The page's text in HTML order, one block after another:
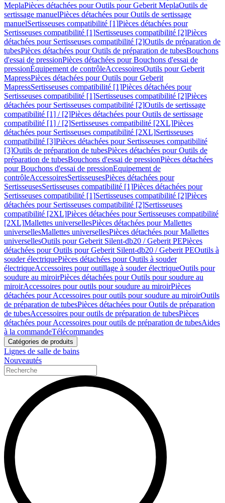
MeplaPièces détachées pour Outils pour Geberit MeplaOutils de
sertissage manuelPièces détachées pour Outils de sertissage
manuelSertisseuses compatibilité [1]Pièces détachées pour
Sertisseuses compatibilité [1]Sertisseuses compatibilité [2]Pièces
détachées pour Sertisseuses compatibilité [2]Outils de préparation de
tubesPièces détachées pour Outils de préparation de tubesBouchons
d'essai de pressionPièces détachées pour Bouchons d'essai de
pressionÉquipement de contrôleAccessoiresOutils pour Geberit
MapressPièces détachées pour Outils pour Geberit
MapressSertisseuses compatibilité [1]Pièces détachées pour
Sertisseuses compatibilité [1]Sertisseuses compatibilité [2]Pièces
détachées pour Sertisseuses compatibilité [2]Outils de sertissage
compatibilité [1] / [2]Pièces détachées pour Outils de sertissage
compatibilité [1] / [2]Sertisseuses compatibilité [2XL]Pièces
détachées pour Sertisseuses compatibilité [2XL]Sertisseuses
compatibilité [3]Pièces détachées pour Sertisseuses compatibilité
[3]Outils de préparation de tubesPièces détachées pour Outils de
préparation de tubesBouchons d'essai de pressionPièces détachées
pour Bouchons d'essai de pressionEquipement de
contrôleAccessoiresSertisseusesPièces détachées pour
SertisseusesSertisseuses compatibilité [1]Pièces détachées pour
Sertisseuses compatibilité [1]Sertisseuses compatibilité [2]Pièces
détachées pour Sertisseuses compatibilité [2]Sertisseuses
compatibilité [2XL]Pièces détachées pour Sertisseuses compatibilité
[2XL]Mallettes universellesPièces détachées pour Mallettes
universellesMallettes universellesPièces détachées pour Mallettes
universellesOutils pour Geberit Silent-db20 / Geberit PEPièces
détachées pour Outils pour Geberit Silent-db20 / Geberit PEOutils à
souder électriquePièces détachées pour Outils à souder
électriqueAccessoires pour outillage à souder électriqueOutils pour
soudure au miroirPièces détachées pour Outils pour soudure au
miroirAccessoires pour outils pour soudure au miroirPièces
détachées pour Accessoires pour outils pour soudure au miroirOutils
de préparation de tubesPièces détachées pour Outils de préparation
de tubesAccessoires pour outils de préparation de tubesPièces
détachées pour Accessoires pour outils de préparation de tubesAides
à la commandeTélécommandes
Catégories de produits
Lignes de salle de bains
Nouveautés